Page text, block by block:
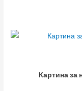
Картина за